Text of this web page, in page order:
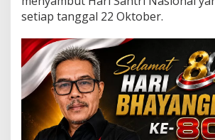
i
n
e
r
s
a
t
u
a
n
setiap tanggal 22 Oktober.